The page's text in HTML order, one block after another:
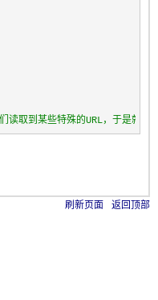
到某些特殊的URL，于是就
刷新页面 返回顶部